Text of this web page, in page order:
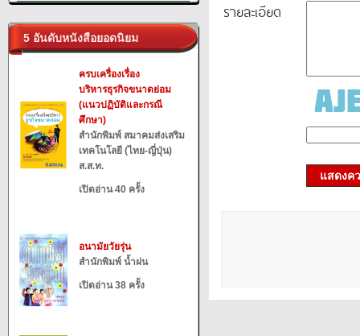
5 อันดับหนังสือยอดนิยม
ครบเครื่องเรื่อง
บริหารธุรกิจขนาดย่อม
(แนวปฏิบัติและกรณี
ศึกษา)
สำนักพิมพ์ สมาคมส่งเสริม
เทคโนโลยี (ไทย-ญี่ปุ่น)
ส.ส.ท.
เปิดอ่าน 40 ครั้ง
อนามัยวัยรุ่น
สำนักพิมพ์ น้ำฝน
เปิดอ่าน 38 ครั้ง
รายละเอียด
แสดงค